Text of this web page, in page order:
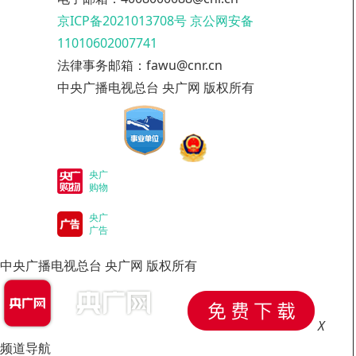
京ICP备2021013708号京公网安备
11010602007741
法律事务邮箱：fawu@cnr.cn
中央广播电视总台 央广网 版权所有
央广
购物
央广
广告
中央广播电视总台 央广网 版权所有
X
频道导航